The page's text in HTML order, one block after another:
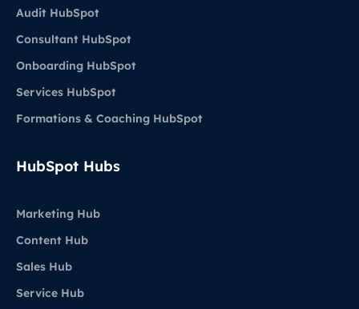
Audit HubSpot
Consultant HubSpot
Onboarding HubSpot
Services HubSpot
Formations & Coaching HubSpot
HubSpot Hubs
Marketing Hub
Content Hub
Sales Hub
Service Hub